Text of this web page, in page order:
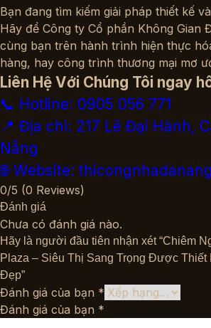
Bạn đang tìm kiếm giải pháp thiết kế
Hãy để Công ty Cổ phần Không Gian
cùng bạn trên hành trình hiện thực
hàng, hay công trình thương mại mơ
Liên Hệ Với Chúng Tôi ngay
📞 Hotline: 0905 056 771
📍 Địa chỉ: 217 Lê Đại Hành,
Nẵng
🌐 Website:
0/5 (0 Reviews)
Đánh giá
Chưa có đánh giá nào.
Hãy là người đầu tiên nhận xét “Chiêm
Plaza – Siêu Thị Sang Trọng Được Thiết
Đẹp”
Đánh giá của bạn *
Đánh giá của bạn *